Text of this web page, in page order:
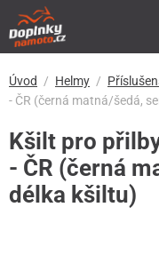
Úvod Helmy
- ČR (černá matná/šedá,
Kšilt pro
- ČR (černá
délka kšiltu)